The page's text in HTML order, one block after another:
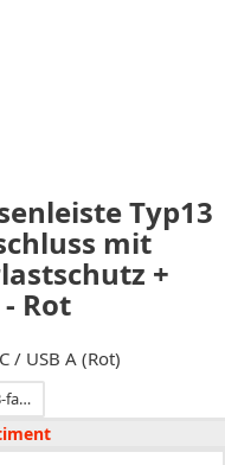
Typ13
mit
+
Rot
/ USB A (Rot)
Schöneberger - 3-fach